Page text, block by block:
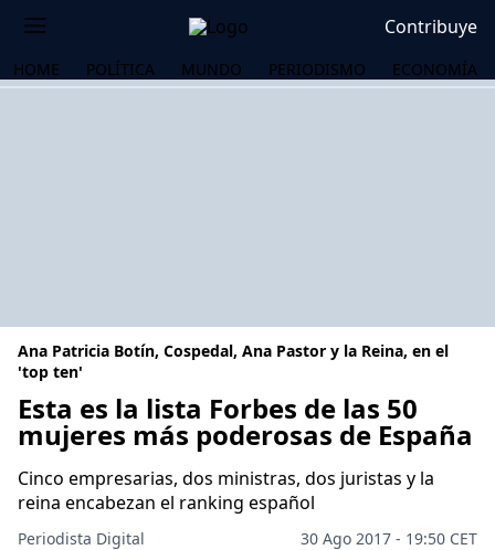
Contribuye
HOME POLÍTICA MUNDO PERIODISMO ECONOMÍA
Ana Patricia Botín, Cospedal, Ana Pastor y la Reina, en el
'top ten'
Esta es la lista Forbes de las 50
mujeres más poderosas de España
Cinco empresarias, dos ministras, dos juristas y la
reina encabezan el ranking español
Periodista Digital
30 Ago 2017 - 19:50 CET